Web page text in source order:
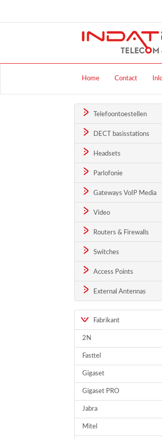
Home Contact
Telefoontoestellen
DECT basisstations
Headsets
Parlofonie
Gateways VoIP Media
Video
Routers & Firewalls
Switches
Access Points
External Antennas
Fabrikant
2N
Fasttel
Gigaset
Gigaset PRO
Jabra
Mitel